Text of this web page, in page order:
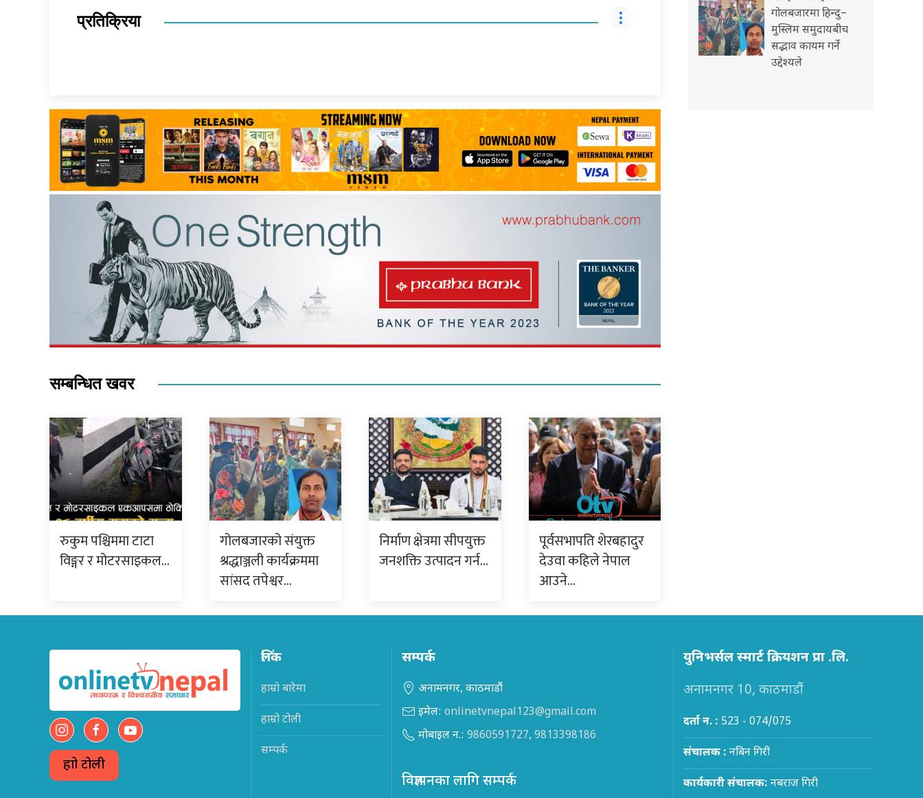
प्रतिक्रिया
सम्बन्धित खवर
रुकुम पश्चिममा टाटा
विङ्गर र मोटरसाइकल…
गोलबजारको संयुक्त
श्रद्धाञ्जली कार्यक्रममा
सांसद तपेश्वर…
निर्माण क्षेत्रमा सीपयुक्त
जनशक्ति उत्पादन गर्न…
पूर्वसभापति शेरबहादुर
देउवा कहिले नेपाल
आउने…
गोलबजारमा हिन्दु–
मुस्लिम समुदायबीच
सद्भाव कायम गर्ने
उद्देश्यले
हाम्रो टोली
लिंक
हाम्रो बारेमा
हाम्रो टोली
सम्पर्क
सम्पर्क
अनामनगर, काठमाडौं
इमेल: onlinetvnepal123@gmail.com
मोबाइल न.: 9860591727, 9813398186
विज्ञापनका लागि सम्पर्क
युनिभर्सल स्मार्ट क्रियशन प्रा .लि.
अनामनगर 10, काठमाडौं
दर्ता न. : 523 - 074/075
संचालक : नबिन गिरी
कार्यकारी संचालक: नबराज गिरी